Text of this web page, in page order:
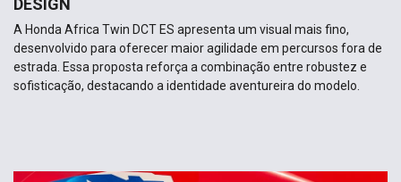
DESIGN
A Honda Africa Twin DCT ES apresenta um visual mais fino,
desenvolvido para oferecer maior agilidade em percursos fora de
estrada. Essa proposta reforça a combinação entre robustez e
sofisticação, destacando a identidade aventureira do modelo.